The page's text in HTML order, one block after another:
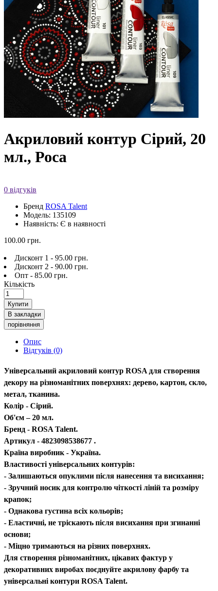
Акриловий контур Сірий, 20
мл., Роса
0 відгуків
Бренд ROSA Talent
Модель: 135109
Наявність: Є в наявності
100.00 грн.
Дисконт 1 - 95.00 грн.
Дисконт 2 - 90.00 грн.
Опт - 85.00 грн.
Кількість
Купити
В закладки
порівняння
Опис
Відгуків (0)
Універсальний акриловий контур ROSA для створення
декору на різноманітних поверхнях: дерево, картон, скло,
метал, тканина.
Колір - Сірий.
Об'єм – 20 мл.
Бренд - ROSA Talent.
Артикул - 4823098538677 .
Країна виробник - Україна.
Властивості універсальних контурів:
- Залишаються опуклими після нанесення та висихання;
- Зручний носик для контролю чіткості ліній та розміру
крапок;
- Однакова густина всіх кольорів;
- Еластичні, не тріскають після висихання при згинанні
основи;
- Міцно тримаються на різних поверхнях.
Для створення різноманітних, цікавих фактур у
декоративних виробах поєднуйте акрилову фарбу та
універсальні контури ROSA Talent.